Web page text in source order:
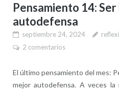
Pensamiento 14:
autodefensa
septiembre 24, 2024
2 comentarios
El último pensamiento del mes:
mejor autodefensa. A veces